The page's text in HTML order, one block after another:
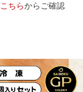
こちらからご確認